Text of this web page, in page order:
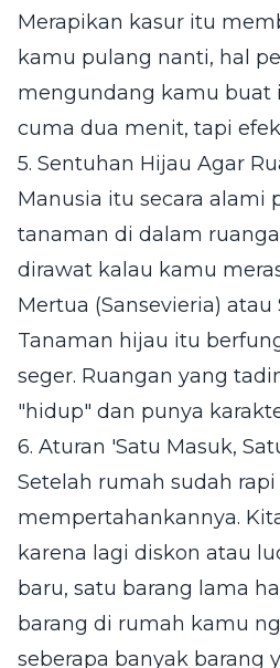
Merapikan kasur itu
kamu pulang nanti, hal
mengundang kamu buat
cuma dua menit, tapi
5. Sentuhan Hijau Agar
Manusia itu secara alami
tanaman di dalam
dirawat kalau kamu
Mertua (Sansevieria)
Tanaman hijau itu
seger. Ruangan yang
"hidup" dan punya
6. Aturan 'Satu Masuk,
Setelah rumah sudah
mempertahankannya.
karena lagi diskon atau
baru, satu barang lama
barang di rumah kamu
seberapa banyak barang